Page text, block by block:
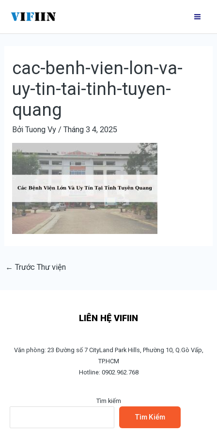
nội
cac-benh-vien-lon-va-
uy-tin-tai-tinh-tuyen-
quang
BởiTuong Vy /Tháng 3 4, 2025
hướng
bài
← Trước Thư viện
LIÊN HỆ VIFIIN
Văn phòng: 23 Đường số 7 CityLand Park Hills, Phường 10, Q.Gò Vấp,
TP.HCM
Hotline: 0902.962.768
Tìm kiếm
Tìm Kiếm